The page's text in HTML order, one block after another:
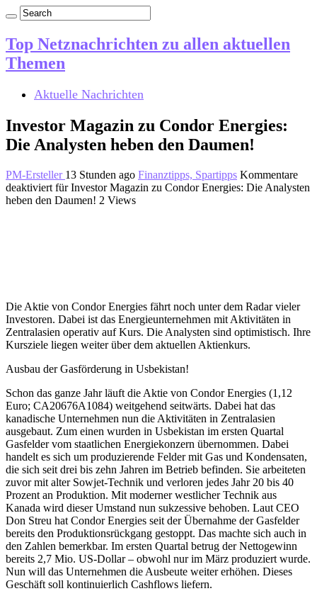
Top Netznachrichten zu allen aktuellen
Themen
Aktuelle Nachrichten
Investor Magazin zu Condor Energies:
Die Analysten heben den Daumen!
PM-Ersteller 13 Stunden ago Finanztipps, Spartipps Kommentare
deaktiviert für Investor Magazin zu Condor Energies: Die Analysten
heben den Daumen! 2 Views
Die Aktie von Condor Energies fährt noch unter dem Radar vieler
Investoren. Dabei ist das Energieunternehmen mit Aktivitäten in
Zentralasien operativ auf Kurs. Die Analysten sind optimistisch. Ihre
Kursziele liegen weiter über dem aktuellen Aktienkurs.
Ausbau der Gasförderung in Usbekistan!
Schon das ganze Jahr läuft die Aktie von Condor Energies (1,12
Euro; CA20676A1084) weitgehend seitwärts. Dabei hat das
kanadische Unternehmen nun die Aktivitäten in Zentralasien
ausgebaut. Zum einen wurden in Usbekistan im ersten Quartal
Gasfelder vom staatlichen Energiekonzern übernommen. Dabei
handelt es sich um produzierende Felder mit Gas und Kondensaten,
die sich seit drei bis zehn Jahren im Betrieb befinden. Sie arbeiteten
zuvor mit alter Sowjet-Technik und verloren jedes Jahr 20 bis 40
Prozent an Produktion. Mit moderner westlicher Technik aus
Kanada wird dieser Umstand nun sukzessive behoben. Laut CEO
Don Streu hat Condor Energies seit der Übernahme der Gasfelder
bereits den Produktionsrückgang gestoppt. Das machte sich auch in
den Zahlen bemerkbar. Im ersten Quartal betrug der Nettogewinn
bereits 2,7 Mio. US-Dollar – obwohl nur im März produziert wurde.
Nun will das Unternehmen die Ausbeute weiter erhöhen. Dieses
Geschäft soll kontinuierlich Cashflows liefern.